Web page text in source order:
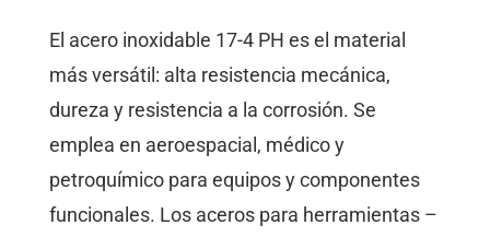
El acero inoxidable 17-4 PH es el material
más versátil: alta resistencia mecánica,
dureza y resistencia a la corrosión. Se
emplea en aeroespacial, médico y
petroquímico para equipos y componentes
funcionales. Los aceros para herramientas –